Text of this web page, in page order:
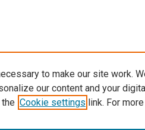
to make our site work.
our content and your
Cookie settings link. For